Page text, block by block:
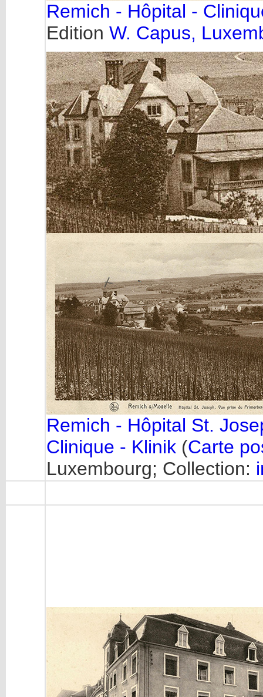
Remich - Hôpital -
Edition W. Capus,
Remich - Hôpital St.
Clinique - Klinik (Carte
Luxembourg; Collection: